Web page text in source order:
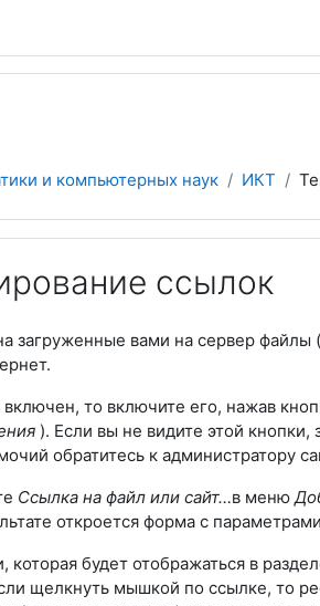
и компьютерных наук ИКТ
ссылок
загруженные вами на сервер
то включите его, нажав
). Если вы не видите этой
обратитесь к администратору
Ссылка на файл или сайт…в меню
откроется форма с
которая будет отображаться в
щелкнуть мышкой по ссылке, то